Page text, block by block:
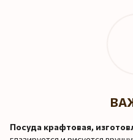
Посуда крафтовая,